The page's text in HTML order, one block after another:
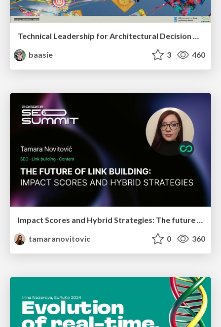
Technical Leadership for Architectural Decision Making
baasie
3 460
tamaranovitovic
0 360